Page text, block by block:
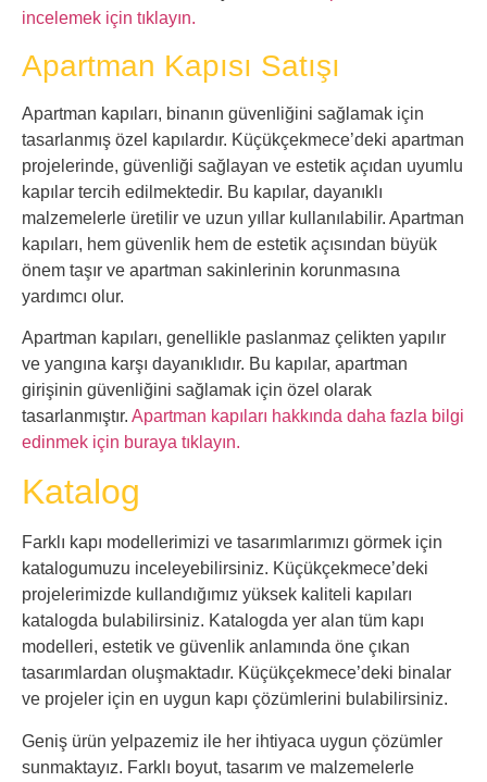
incelemek için tıklayın.
Apartman Kapısı Satışı
Apartman kapıları, binanın güvenliğini sağlamak için
tasarlanmış özel kapılardır. Küçükçekmece’deki apartman
projelerinde, güvenliği sağlayan ve estetik açıdan uyumlu
kapılar tercih edilmektedir. Bu kapılar, dayanıklı
malzemelerle üretilir ve uzun yıllar kullanılabilir. Apartman
kapıları, hem güvenlik hem de estetik açısından büyük
önem taşır ve apartman sakinlerinin korunmasına
yardımcı olur.
Apartman kapıları, genellikle paslanmaz çelikten yapılır
ve yangına karşı dayanıklıdır. Bu kapılar, apartman
girişinin güvenliğini sağlamak için özel olarak
tasarlanmıştır. Apartman kapıları hakkında daha fazla bilgi
edinmek için buraya tıklayın.
Katalog
Farklı kapı modellerimizi ve tasarımlarımızı görmek için
katalogumuzu inceleyebilirsiniz. Küçükçekmece’deki
projelerimizde kullandığımız yüksek kaliteli kapıları
katalogda bulabilirsiniz. Katalogda yer alan tüm kapı
modelleri, estetik ve güvenlik anlamında öne çıkan
tasarımlardan oluşmaktadır. Küçükçekmece’deki binalar
ve projeler için en uygun kapı çözümlerini bulabilirsiniz.
Geniş ürün yelpazemiz ile her ihtiyaca uygun çözümler
sunmaktayız. Farklı boyut, tasarım ve malzemelerle